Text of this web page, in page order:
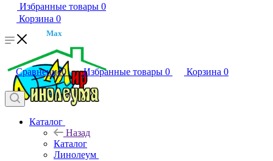
Избранные товары 0
Корзина 0
Max
Сравнение0 Избранные товары 0 Корзина 0
Каталог
Назад
Каталог
Линолеум